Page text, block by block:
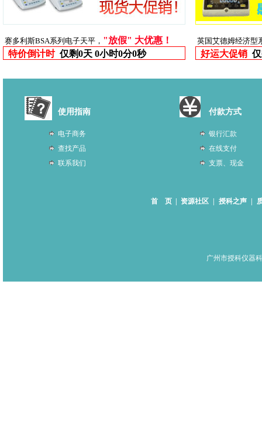
赛多利斯BSA系列电子天平， "放假" 大优惠！
特价倒计时 仅剩0天 0小时0分0秒
英国艾德姆经济型
好运大促销
使用指南
电子商务
查找产品
联系我们
付款方式
银行汇款
在线支付
支票、现金
首 页 资源社区 授科之声
广州市授科仪器